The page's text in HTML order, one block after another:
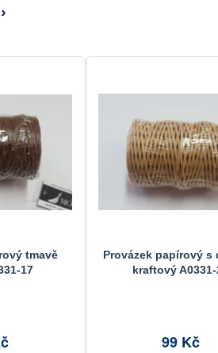
tmavě
17
Provázek papírový s
kraftový
99 Kč